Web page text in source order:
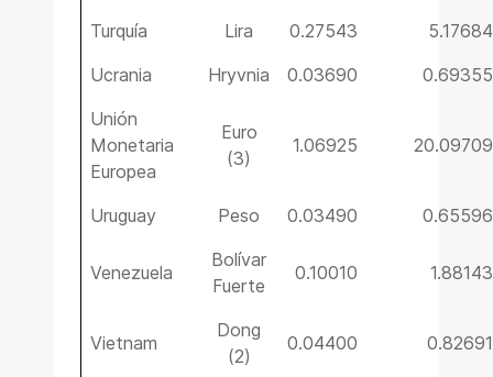
Turquía Lira 0.27543
5.17684
Ucrania
Hryvnia 0.03690
0.69355
Unión
Monetaria
Europea
Euro
(3)
1.06925 20.09709
Uruguay Peso 0.03490 0.65596
Venezuela
Bolívar
Fuerte
0.10010 1.88143
Vietnam
Dong
(2)
0.04400 0.82691